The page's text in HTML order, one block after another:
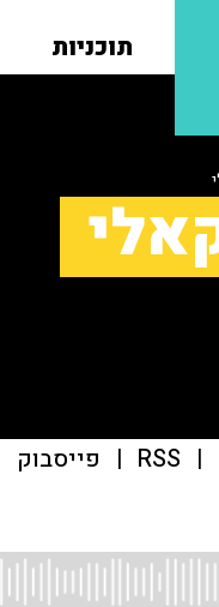
תוכניות
|
RSS
| פייסבוק